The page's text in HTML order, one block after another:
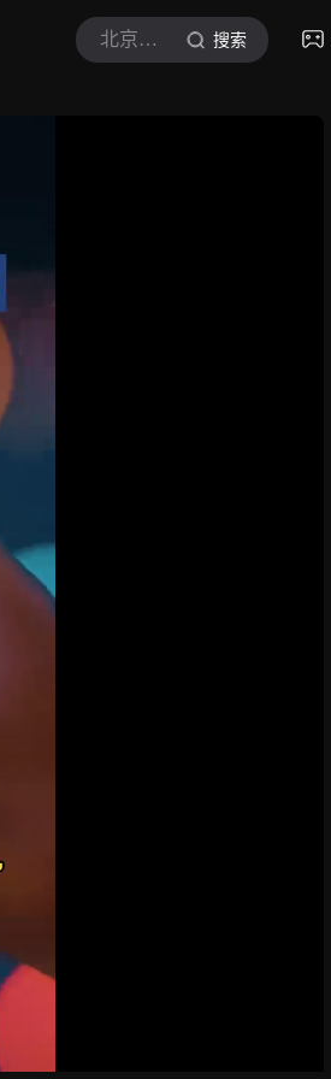
北京日报客户端 搜索